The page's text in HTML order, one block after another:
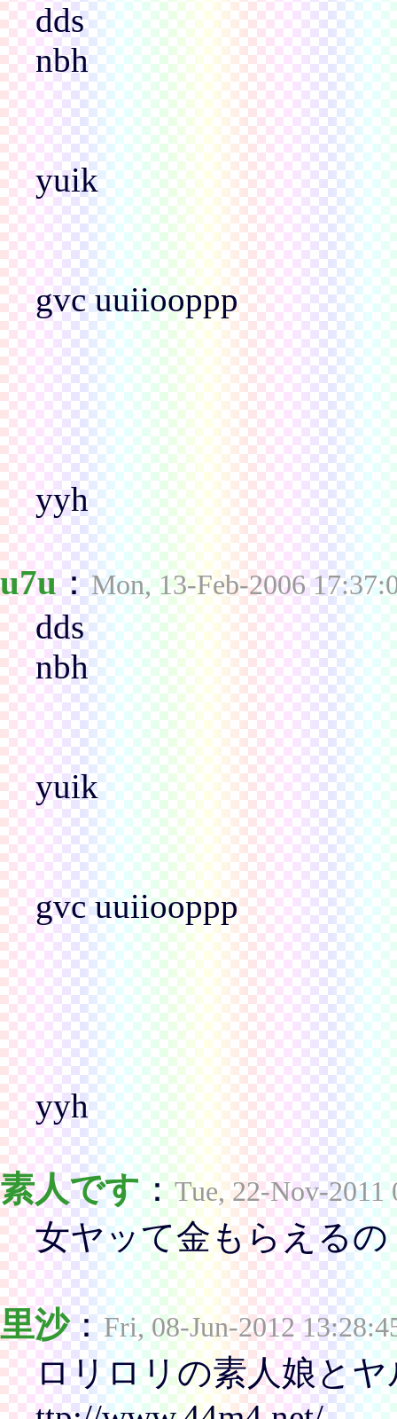
dds
nbh
yuik
gvc uuiiooppp
yyh
u7u：Mon, 13-Feb-2006
dds
nbh
yuik
gvc uuiiooppp
yyh
素人です：Tue, 22-Nov-2011
女ヤッて金もらえる
里沙：Fri, 08-Jun-2012
ロリロリの素人娘と